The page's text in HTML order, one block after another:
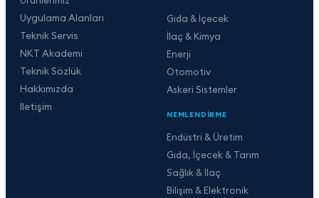
Uygulama Alanları
Teknik Servis
NKT Akademi
Teknik Sözlük
Hakkımızda
İletişim
Gıda & İçecek
İlaç & Kimya
Enerji
Otomotiv
Askeri Sistemler
NEMLENDIRME
Endüstri & Üretim
Gıda, İçecek & Tarım
Sağlık & İlaç
Bilişim & Elektronik